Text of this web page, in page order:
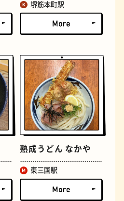
花屋
おいもスイーツ
堺筋本町駅
熟成うどん なかや
東三国駅